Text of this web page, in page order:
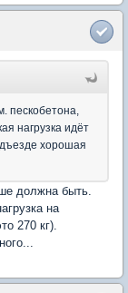
пескобетона,
нагрузка идёт
хорошая
должна быть.
на
270 кг).